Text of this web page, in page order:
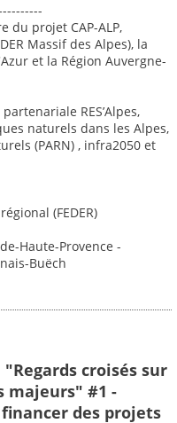
du projet CAP-ALP,
Massif des Alpes), la
et la Région Auvergne-
RES’Alpes,
naturels dans les Alpes,
(PARN) , infra2050 et
(FEDER)
Haute-Provence -
Buëch
croisés sur
majeurs" #1 -
des projets